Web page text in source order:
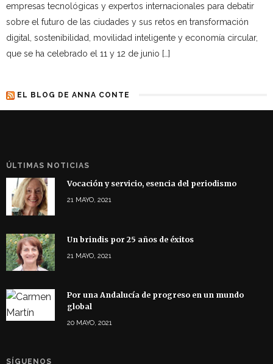
empresas tecnológicas y expertos internacionales para debatir
sobre el futuro de las ciudades y sus retos en transformación
digital, sostenibilidad, movilidad inteligente y economía circular,
que se ha celebrado el 11 y 12 de junio […]
EL BLOG DE ANNA CONTE
ÚLTIMAS NOTICIAS
Vocación y servicio, esencia del periodismo
21 MAYO, 2021
Un brindis por 25 años de éxitos
21 MAYO, 2021
Por una Andalucía de progreso en un mundo
global
20 MAYO, 2021
SÍGUENOS